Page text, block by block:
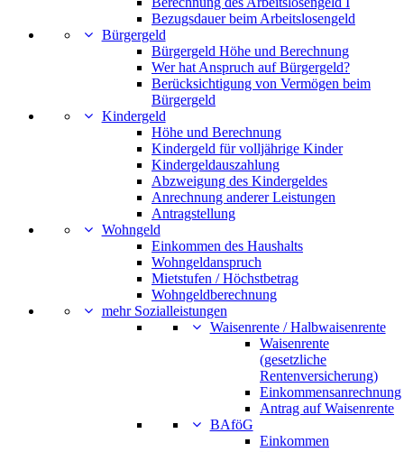
Bezugsdauer beim Arbeitslosengeld
Bürgergeld
Bürgergeld Höhe und Berechnung
Wer hat Anspruch auf Bürgergeld?
Berücksichtigung von Vermögen beim
Bürgergeld
Kindergeld
Höhe und Berechnung
Kindergeld für volljährige Kinder
Kindergeldauszahlung
Abzweigung des Kindergeldes
Anrechnung anderer Leistungen
Antragstellung
Wohngeld
Einkommen des Haushalts
Wohngeldanspruch
Mietstufen / Höchstbetrag
Wohngeldberechnung
mehr Sozialleistungen
Waisenrente / Halbwaisenrente
Waisenrente
(gesetzliche
Rentenversicherung)
Einkommensanrechnung
Antrag auf Waisenrente
BAföG
Einkommen